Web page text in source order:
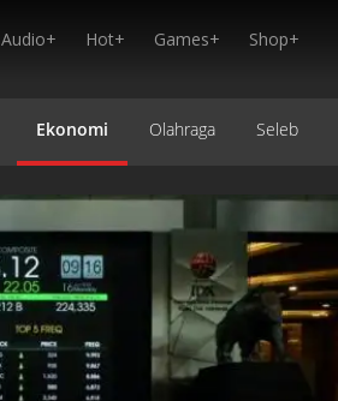
Audio+ Hot+ Games+ Shop+
Ekonomi Olahraga Seleb